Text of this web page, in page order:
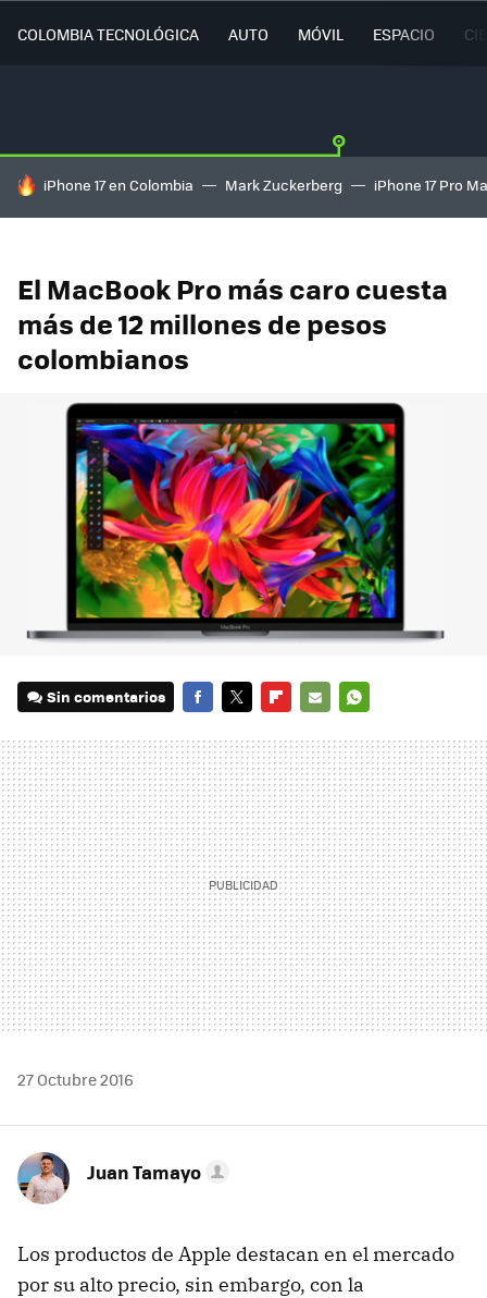
COLOMBIA TECNOLÓGICA AUTO MÓVIL ESPACIO
HOY SE HABLA DE
iPhone 17 en Colombia Mark Zuckerberg iPhone 17 Pro
El MacBook Pro más caro cuesta
más de 12 millones de pesos
colombianos
Sin comentarios
MAIL
27 Octubre 2016
Juan Tamayo
Los productos de Apple destacan en el mercado
por su alto precio, sin embargo, con la